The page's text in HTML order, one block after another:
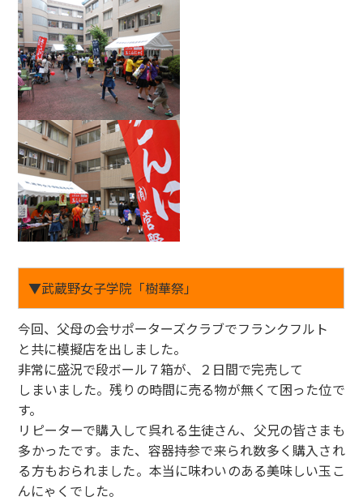
▼武蔵野女子学院「樹華祭」
今回、父母の会サポーターズクラブでフランクフルト
と共に模擬店を出しました。
非常に盛況で段ボール７箱が、２日間で完売して
しまいました。残りの時間に売る物が無くて困った位で
す。
リピーターで購入して呉れる生徒さん、父兄の皆さまも
多かったです。また、容器持参で来られ数多く購入され
る方もおられました。本当に味わいのある美味しい玉こ
んにゃくでした。